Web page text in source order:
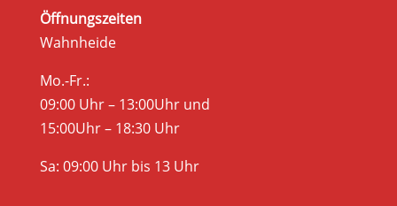
Öffnungszeiten
Wahnheide
Mo.-Fr.:
09:00 Uhr – 13:00Uhr und
15:00Uhr – 18:30 Uhr
Sa: 09:00 Uhr bis 13 Uhr